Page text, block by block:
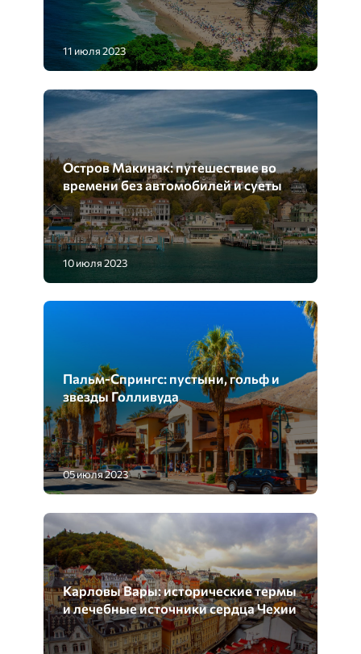
11 июля 2023
Остров Макинак: путешествие во
времени без автомобилей и суеты
10 июля 2023
Пальм-Спрингс: пустыни, гольф и
звезды Голливуда
05 июля 2023
Карловы Вары: исторические термы
и лечебные источники сердца Чехии